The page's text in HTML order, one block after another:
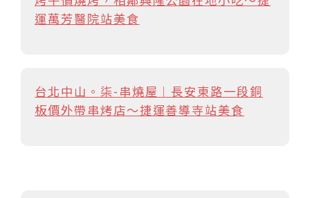
運萬芳醫院站美食
台北中山。柒-串燒屋︱長安東路一段銅
板價外帶串烤店～捷運善導寺站美食